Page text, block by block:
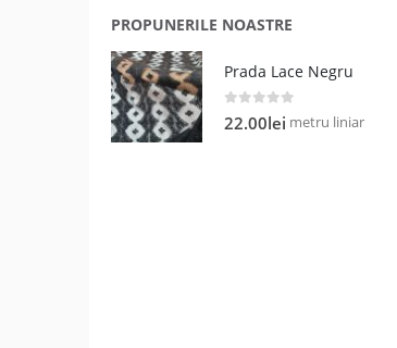
PROPUNERILE NOASTRE
Prada Lace Negru
0 out of 5
22.00lei metru liniar